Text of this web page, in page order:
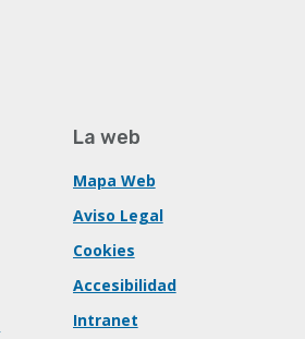
La web
Mapa Web
Aviso Legal
Cookies
Accesibilidad
Intranet